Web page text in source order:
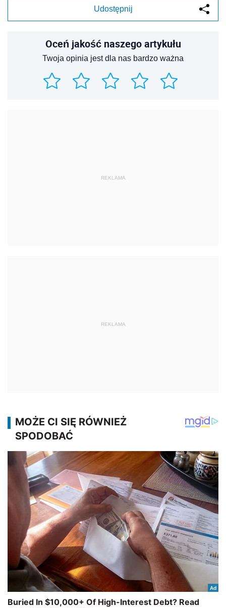
Udostępnij
Oceń jakość naszego artykułu
Twoja opinia jest dla nas bardzo ważna
REKLAMA
REKLAMA